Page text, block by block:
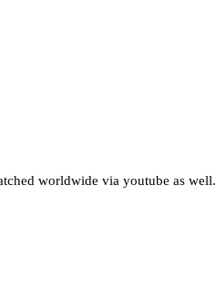
worldwide via youtube as well.